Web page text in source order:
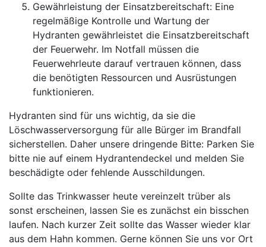
Gewährleistung der Einsatzbereitschaft: Eine
regelmäßige Kontrolle und Wartung der
Hydranten gewährleistet die Einsatzbereitschaft
der Feuerwehr. Im Notfall müssen die
Feuerwehrleute darauf vertrauen können, dass
die benötigten Ressourcen und Ausrüstungen
funktionieren.
Hydranten sind für uns wichtig, da sie die
Löschwasserversorgung für alle Bürger im Brandfall
sicherstellen. Daher unsere dringende Bitte: Parken Sie
bitte nie auf einem Hydrantendeckel und melden Sie
beschädigte oder fehlende Ausschildungen.
Sollte das Trinkwasser heute vereinzelt trüber als
sonst erscheinen, lassen Sie es zunächst ein bisschen
laufen. Nach kurzer Zeit sollte das Wasser wieder klar
aus dem Hahn kommen. Gerne können Sie uns vor Ort